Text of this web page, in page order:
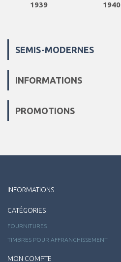
1939 1940
SEMIS-MODERNES
INFORMATIONS
PROMOTIONS
INFORMATIONS
CATÉGORIES
FOURNITURES
TIMBRES POUR AFFRANCHISSEMENT
MON COMPTE